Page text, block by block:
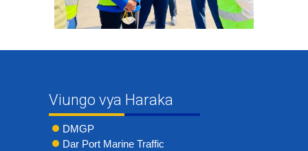
Viungo vya Haraka
DMGP
Dar Port Marine Traffic